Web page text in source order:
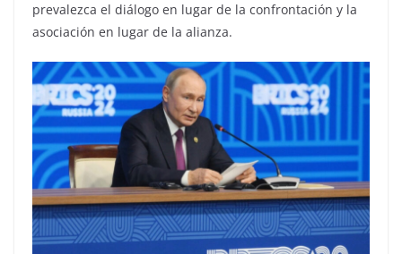
prevalezca el diálogo en lugar de la confrontación y la
asociación en lugar de la alianza.